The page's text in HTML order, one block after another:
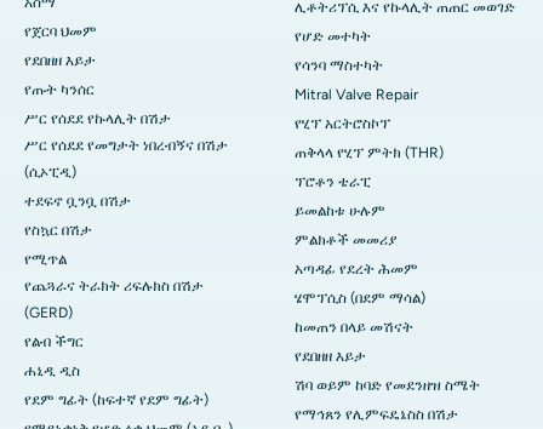
የጀርባ ህመም
የደበዘዘ እይታ
የጡት ካንሰር
ሥር የሰደደ የኩላሊት በሽታ
ሥር የሰደደ የመግታት ነበረብኝና በሽታ
(ሲኦፒዲ)
ተደፍኖ ቧንቧ በሽታ
የስኳር በሽታ
የሚጥል
የጨጓራና ትራክት ሪፍሉክስ በሽታ
(GERD)
የልብ ችግር
ሐኒዲ ዲስ
የደም ግፊት (ከፍተኛ የደም ግፊት)
ሊቶትሪፕሲ እና የኩላሊት ጠጠር መወገድ
የሆድ መተካት
የሳንባ ማስተካት
Mitral Valve Repair
የሂፕ አርትሮስኮፕ
ጠቅላላ የሂፕ ምትክ (THR)
ፕሮቶን ቴራፒ
ይመልከቱ ሁሉም
ምልክቶች መመሪያ
አጣዳፊ የደረት ሕመም
ሄሞፕሲስ (በደም ማሳል)
ከመጠን በላይ መሽናት
የደበዘዘ እይታ
ሽባ ወይም ከባድ የመደንዘዝ ስሜት
የማኅጸን የሊምፍዴኔስስ በሽታ